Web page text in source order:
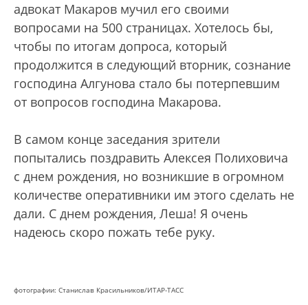
адвокат Макаров мучил его своими
вопросами на 500 страницах. Хотелось бы,
чтобы по итогам допроса, который
продолжится в следующий вторник, сознание
господина Алгунова стало бы потерпевшим
от вопросов господина Макарова.
В самом конце заседания зрители
попытались поздравить Алексея Полиховича
с днем рождения, но возникшие в огромном
количестве оперативники им этого сделать не
дали. С днем рождения, Леша! Я очень
надеюсь скоро пожать тебе руку.
фотографии: Станислав Красильников/ИТАР-ТАСС